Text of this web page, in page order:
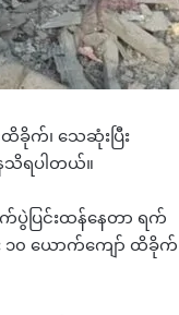
ခိုက်၊ သေဆုံးပြီး
သိရပါတယ်။
ပွဲပြင်းထန်နေတာ ရက်
း ၁၀ ယောက်ကျော် ထိခိုက်